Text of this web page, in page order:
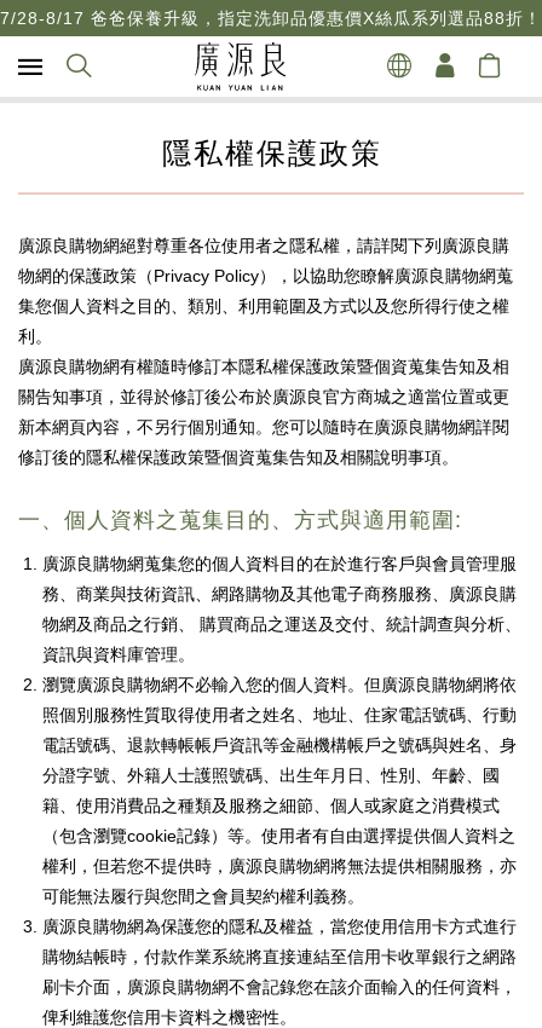
7/28-8/17 爸爸保養升級，指定洗卸品優惠價X絲瓜系列選品88折！
隱私權保護政策
廣源良購物網絕對尊重各位使用者之隱私權，請詳閱下列廣源良購
物網的保護政策（Privacy Policy），以協助您瞭解廣源良購物網蒐
集您個人資料之目的、類別、利用範圍及方式以及您所得行使之權
利。
廣源良購物網有權隨時修訂本隱私權保護政策暨個資蒐集告知及相
關告知事項，並得於修訂後公布於廣源良官方商城之適當位置或更
新本網頁內容，不另行個別通知。您可以隨時在廣源良購物網詳閱
修訂後的隱私權保護政策暨個資蒐集告知及相關說明事項。
一、個人資料之蒐集目的、方式與適用範圍:
廣源良購物網蒐集您的個人資料目的在於進行客戶與會員管理服
務、商業與技術資訊、網路購物及其他電子商務服務、廣源良購
物網及商品之行銷、 購買商品之運送及交付、統計調查與分析、
資訊與資料庫管理。
瀏覽廣源良購物網不必輸入您的個人資料。但廣源良購物網將依
照個別服務性質取得使用者之姓名、地址、住家電話號碼、行動
電話號碼、退款轉帳帳戶資訊等金融機構帳戶之號碼與姓名、身
分證字號、外籍人士護照號碼、出生年月日、性別、年齡、國
籍、使用消費品之種類及服務之細節、個人或家庭之消費模式
（包含瀏覽cookie記錄）等。使用者有自由選擇提供個人資料之
權利，但若您不提供時，廣源良購物網將無法提供相關服務，亦
可能無法履行與您間之會員契約權利義務。
廣源良購物網為保護您的隱私及權益，當您使用信用卡方式進行
購物結帳時，付款作業系統將直接連結至信用卡收單銀行之網路
刷卡介面，廣源良購物網不會記錄您在該介面輸入的任何資料，
俾利維護您信用卡資料之機密性。